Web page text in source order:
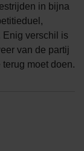
in bijna
Enig verschil is
van de partij
moet doen.